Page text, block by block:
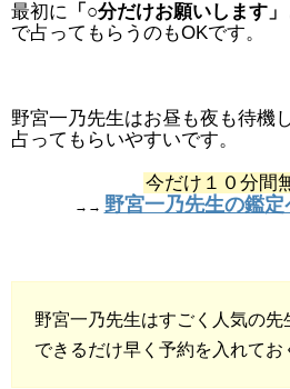
最初に 「○分だけお願いします」
で占ってもらうのもOKです。
野宮一乃先生はお昼も夜も待機
占ってもらいやすいです。
今だけ１０分間
→→ 野宮一乃先生の鑑
野宮一乃先生はすごく人気の先
できるだけ早く予約を入れてお